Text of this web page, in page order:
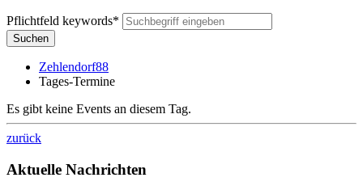
Pflichtfeld keywords*
Suchen
Zehlendorf88
Tages-Termine
Es gibt keine Events an diesem Tag.
zurück
Aktuelle Nachrichten